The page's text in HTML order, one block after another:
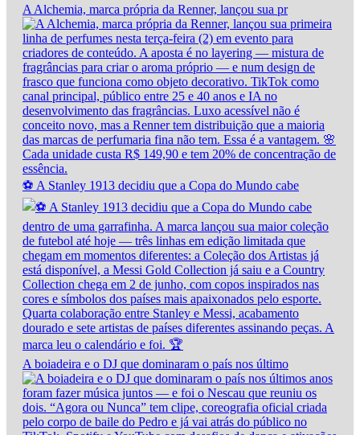
A Alchemia, marca própria da Renner, lançou sua pr
⚽ A Stanley 1913 decidiu que a Copa do Mundo cabe
A boiadeira e o DJ que dominaram o país nos último